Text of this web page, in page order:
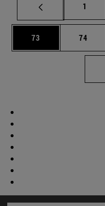
Página
1
Página
73 Página
74